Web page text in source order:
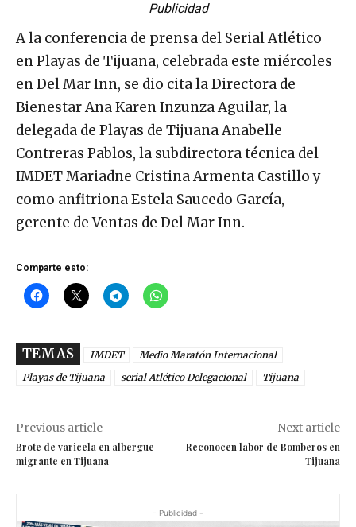
Publicidad
A la conferencia de prensa del Serial Atlético
en Playas de Tijuana, celebrada este miércoles
en Del Mar Inn, se dio cita la Directora de
Bienestar Ana Karen Inzunza Aguilar, la
delegada de Playas de Tijuana Anabelle
Contreras Pablos, la subdirectora técnica del
IMDET Mariadne Cristina Armenta Castillo y
como anfitriona Estela Saucedo García,
gerente de Ventas de Del Mar Inn.
Comparte esto:
TEMAS IMDET
Medio Maratón Internacional
Playas de Tijuana
serial Atlético Delegacional Tijuana
Previous article
Brote de varicela en albergue
migrante en Tijuana
Next article
Reconocen labor de Bomberos en
Tijuana
- Publicidad -